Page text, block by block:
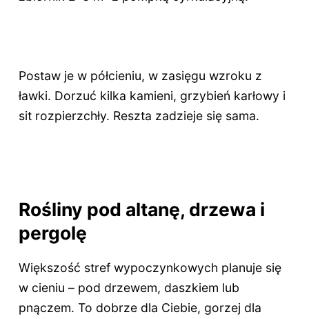
Postaw je w półcieniu, w zasięgu wzroku z
ławki. Dorzuć kilka kamieni, grzybień karłowy i
sit rozpierzchły. Reszta zadzieje się sama.
Rośliny pod altanę, drzewa i
pergolę
Większość stref wypoczynkowych planuje się
w cieniu – pod drzewem, daszkiem lub
pnączem. To dobrze dla Ciebie, gorzej dla